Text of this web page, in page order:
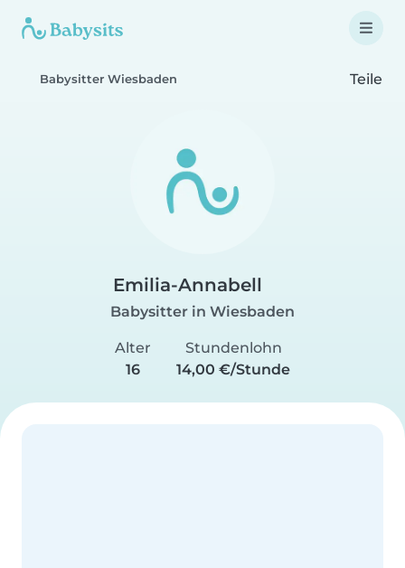
Babysitter Wiesbaden Teile
Emilia-Annabell
Babysitter in Wiesbaden
Alter
16
Stundenlohn
14,00 €/Stunde